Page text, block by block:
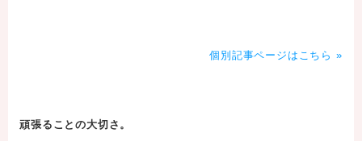
個別記事ページはこちら »
頑張ることの大切さ。